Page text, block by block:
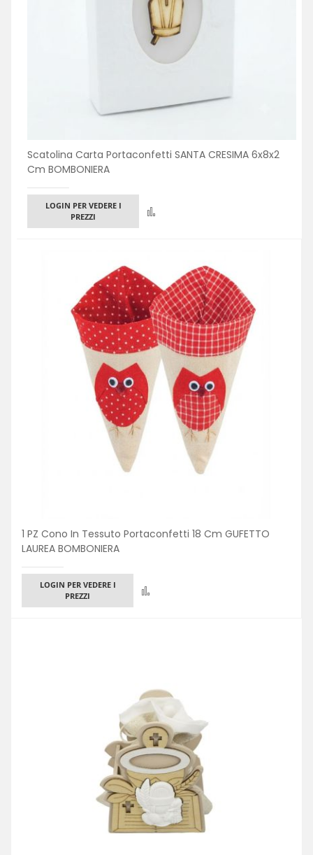
Scatolina Carta Portaconfetti SANTA CRESIMA 6x8x2
Cm BOMBONIERA
LOGIN PER VEDERE I
PREZZI
1 PZ Cono In Tessuto Portaconfetti 18 Cm GUFETTO
LAUREA BOMBONIERA
LOGIN PER VEDERE I
PREZZI